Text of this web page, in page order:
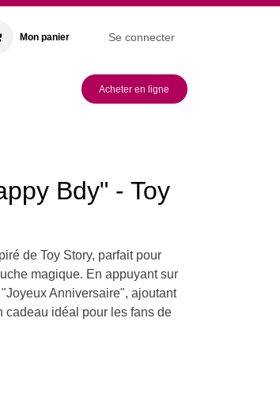
panier Se connecter
Acheter en ligne
Bdy" -
de Toy Story, parfait
une touche magique. En
mélodie "Joyeux
festive à toute fête. Un
!